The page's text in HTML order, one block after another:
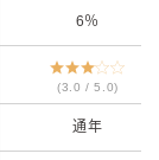
6％
(3.0 / 5.0)
通年